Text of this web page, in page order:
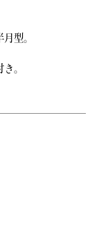
型。
。